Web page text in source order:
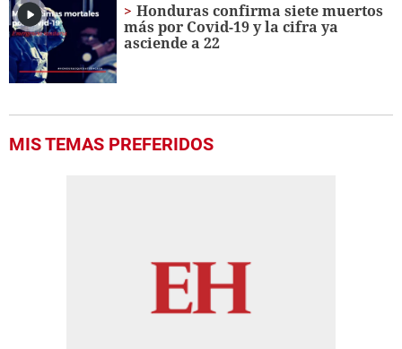
Honduras confirma siete muertos
más por Covid-19 y la cifra ya
asciende a 22
MIS TEMAS PREFERIDOS